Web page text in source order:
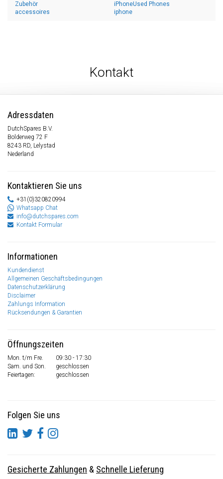
Zubehör
accessoires
iPhoneUsed Phones
iphone
Kontakt
Adressdaten
DutchSpares B.V.
Bolderweg 72 F
8243 RD, Lelystad
Nederland
Kontaktieren Sie uns
+31(0)320820994
Whatsapp Chat
info@dutchspares.com
Kontakt Formular
Informationen
Kundendienst
Allgemeinen Geschäftsbedingungen
Datenschutzerklärung
Disclaimer
Zahlungs Information
Rücksendungen & Garantien
Öffnungszeiten
Mon. t/m Fre.
09:30 - 17:30
Sam. und Son.
geschlossen
Feiertagen:
geschlossen
Folgen Sie uns
Gesicherte Zahlungen & Schnelle Lieferung